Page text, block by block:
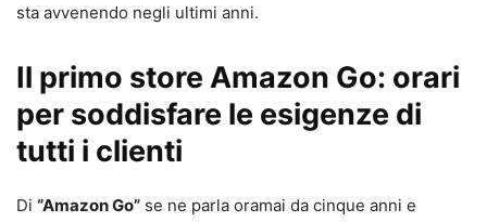
sta avvenendo negli ultimi anni.
Il primo store Amazon Go: orari
per soddisfare le esigenze di
tutti i clienti
Di “Amazon Go” se ne parla oramai da cinque anni e